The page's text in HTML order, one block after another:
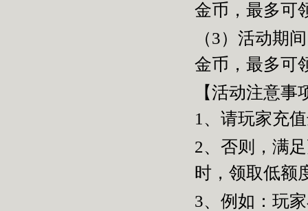
金币，最多可
（3）活动期
金币，最多可
【活动注意事
1、请玩家充
2、否则，满
时，领取低额
3、例如：玩